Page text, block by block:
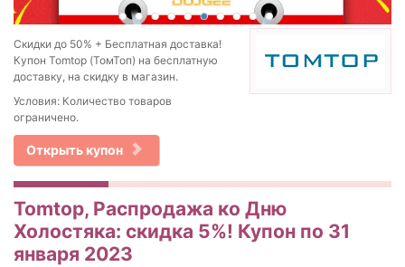
Скидки до 50% + Бесплатная доставка!
Купон Tomtop (ТомТоп) на бесплатную
доставку, на скидку в магазин.
Условия: Количество товаров
ограничено.
Открыть купон
Tomtop, Распродажа ко Дню
Холостяка: скидка 5%! Купон по 31
января 2023